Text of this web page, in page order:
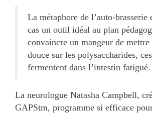
La métaphore de l’auto-brasserie
cas un outil idéal au plan
convaincre un mangeur de mettre
douce sur les polysaccharides,
fermentent dans l’intestin fatigué.
La neurologue Natasha Campbell,
GAPStm, programme si efficace